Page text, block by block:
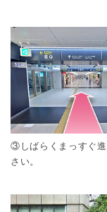
③しばらくまっすぐ
さい。